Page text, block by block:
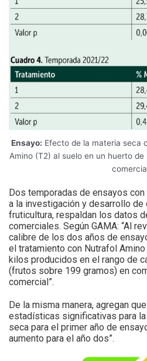
Ensayo: Efecto de la materia seca
Amino (T2) al suelo en un huerto
Dos temporadas de ensayos
a la investigación y desarrollo
fruticultura, respaldan los datos
comerciales. Según GAMA: “Al
calibre de los dos años de
el tratamiento con Nutrafol
kilos producidos en el rango de
(frutos sobre 199 gramos) en
comercial”.
De la misma manera, agregan
estadísticas significativas para
seca para el primer año de
aumento para el año dos”.